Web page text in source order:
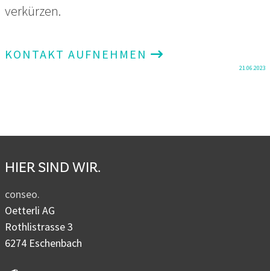
verkürzen.
KONTAKT AUFNEHMEN
21.06.2023
HIER SIND WIR.
conseo.
Oetterli AG
Rothlistrasse 3
6274 Eschenbach